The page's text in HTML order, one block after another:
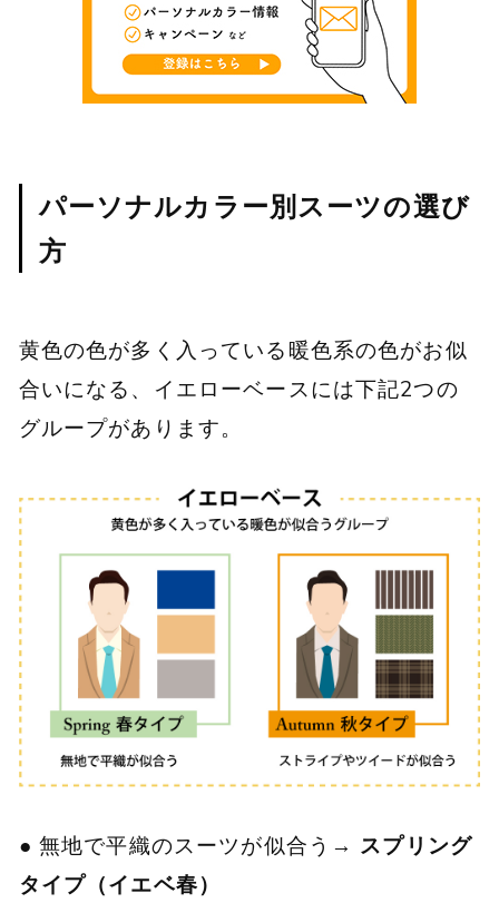
パーソナルカラー別スーツの選び
方
黄色の色が多く入っている暖色系の色がお似
合いになる、イエローベースには下記2つの
グループがあります。
● 無地で平織のスーツが似合う→ スプリング
タイプ（イエベ春）